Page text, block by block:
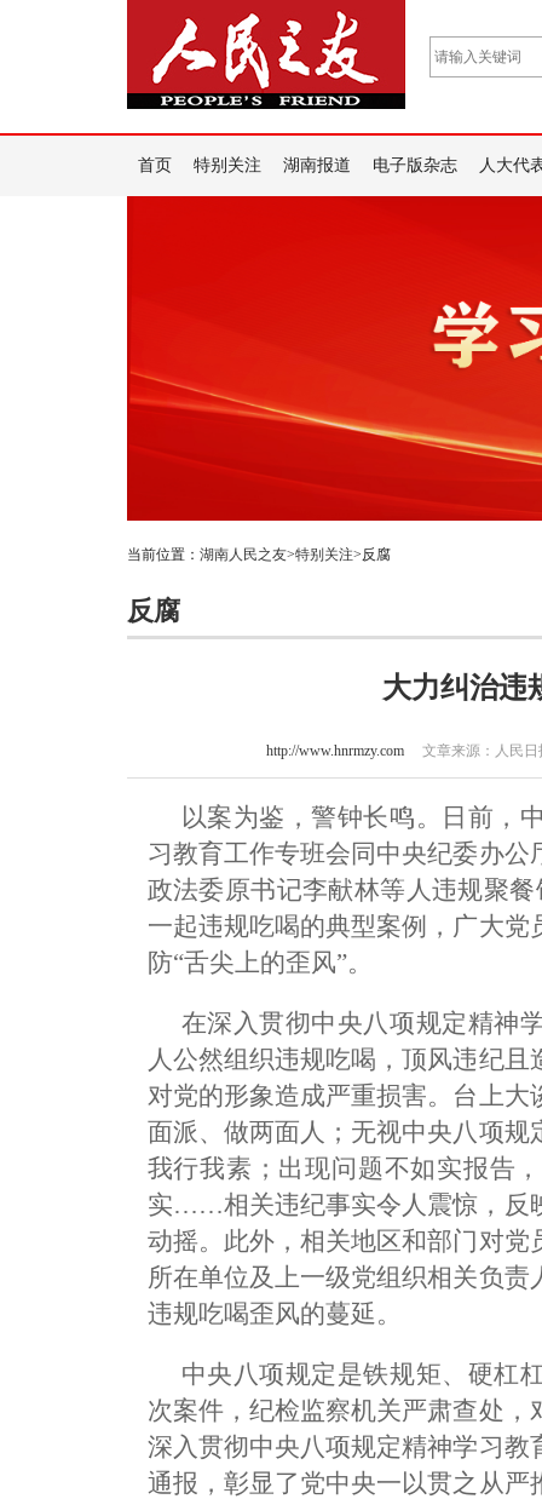
首页 特别关注 湖南报道 电子版杂志 人大代
当前位置： 湖南人民之友>特别关注>反腐
反腐
大力纠治违
http://www.hnrmzy.com 文章来源：人民
以案为鉴，警钟长鸣。日前，
习教育工作专班会同中央纪委办
政法委原书记李献林等人违规聚
一起违规吃喝的典型案例，广大
防“舌尖上的歪风”。
在深入贯彻中央八项规定精神
人公然组织违规吃喝，顶风违纪
对党的形象造成严重损害。台上
面派、做两面人；无视中央八项
我行我素；出现问题不如实报告
实……相关违纪事实令人震惊，反
动摇。此外，相关地区和部门对
所在单位及上一级党组织相关负
违规吃喝歪风的蔓延。
中央八项规定是铁规矩、硬杠
次案件，纪检监察机关严肃查处
深入贯彻中央八项规定精神学习
通报，彰显了党中央一以贯之从